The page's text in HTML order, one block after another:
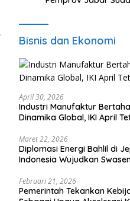
Bisnis dan Ekonomi
April 30, 2026
Industri Manufaktur
Dinamika Global, IKI April
Maret 22, 2026
Diplomasi Energi Bahlil di
Indonesia Wujudkan
Februari 21, 2026
Pemerintah Tekankan